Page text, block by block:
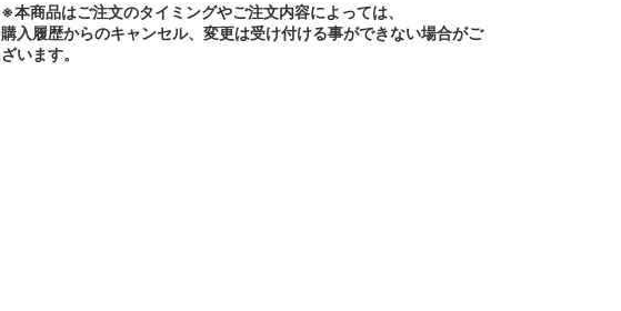
※本商品はご注文のタイミングやご注文内容によっては、
購入履歴からのキャンセル、変更は受け付ける事ができない場合がご
ざいます。